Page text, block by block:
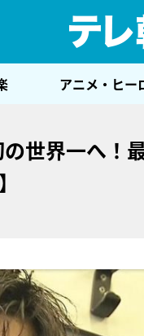
アニメ・ヒー
世界一へ！